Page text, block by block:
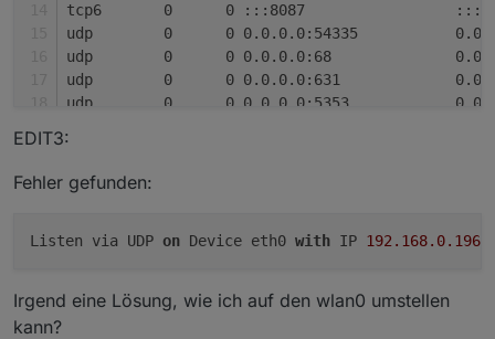
tcp6       0      0 :::8087                 :::*
udp        0      0 0.0.0.0:54335
udp        0      0 0.0.0.0:68
udp        0      0 0.0.0.0:631
udp        0      0 0.0.0.0:5353
udp6       0      0 :::5353                 :::*
udp6       0      0 :::49532                :::*
EDIT3:
Fehler gefunden:
Listen via UDP on Device eth0 with IP 192.168.0.196
Irgend eine Lösung, wie ich auf den wlan0 umstellen
kann?